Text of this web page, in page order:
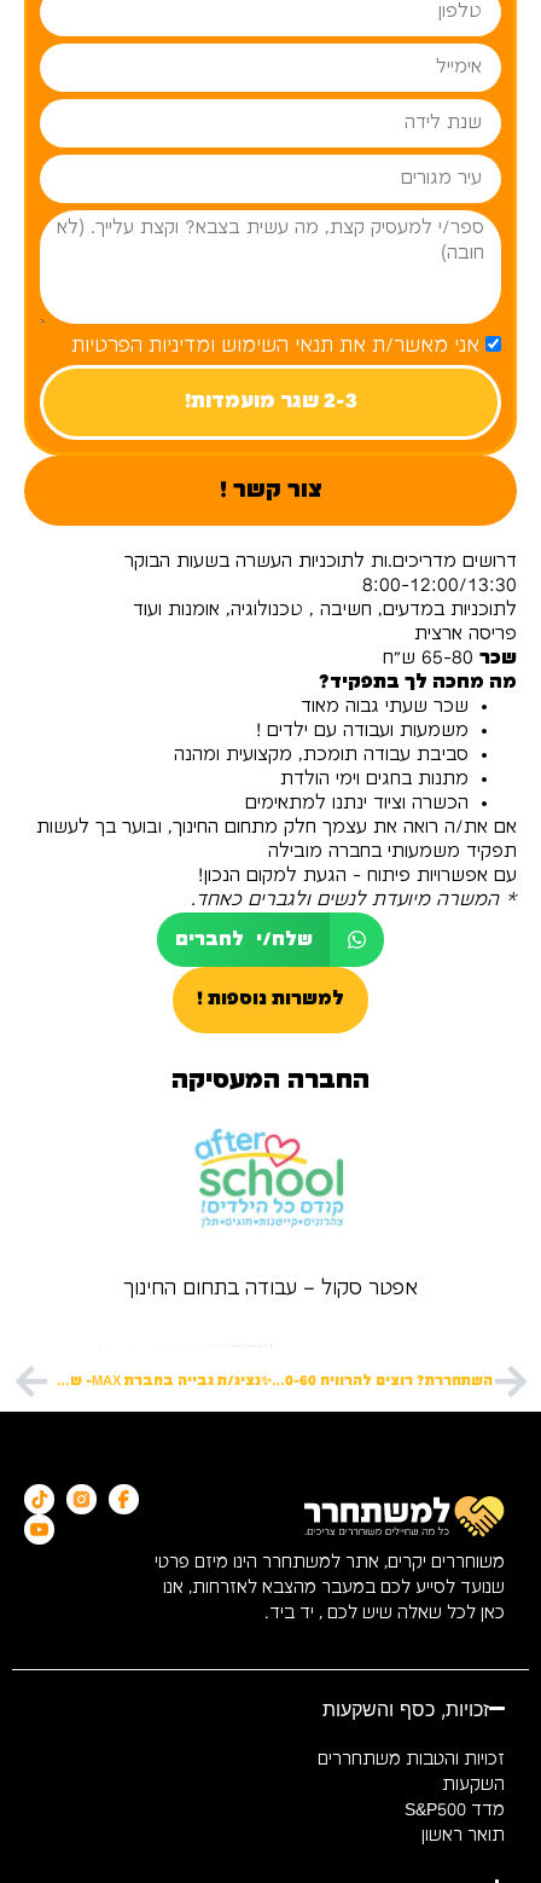
אני מאשר/ת את תנאי השימוש ומדיניות הפרטיות
2-3 שגר מועמדות!
צור קשר !
דרושים מדריכים.ות לתוכניות העשרה בשעות הבוקר
8:00-12:00/13:30
לתוכניות במדעים, חשיבה , טכנולוגיה, אומנות ועוד
פריסה ארצית
שכר
מה מחכה לך בתפקיד?
שכר שעתי גבוה מאוד
משמעות ועבודה עם ילדים !
סביבת עבודה תומכת, מקצועית ומהנה
מתנות בחגים וימי הולדת
הכשרה וציוד ינתנו למתאימים
אם את/ה רואה את עצמך חלק מתחום החינוך, ובוער בך לעשות
תפקיד משמעותי בחברה מובילה
עם אפשרויות פיתוח - הגעת למקום הנכון!
* המשרה מיועדת לנשים ולגברים כאחד.
שלח/י לחברים
למשרות נוספות !
החברה המעסיקה
אפטר סקול – עבודה בתחום החינוך
השתחררת? רוצים להרוויח 50-60 ₪ בפריסה ארצית רחבה ✨נציג/ת גבייה בחברת MAX- שכר ממוצע 12K!
משוחררים יקרים, אתר למשתחרר הינו מיזם פרטי
שנועד לסייע לכם במעבר מהצבא לאזרחות, אנו
כאן לכל שאלה שיש לכם , יד ביד.
זכויות, כסף והשקעות
זכויות והטבות משתחררים
השקעות
מדד S&P500
תואר ראשון